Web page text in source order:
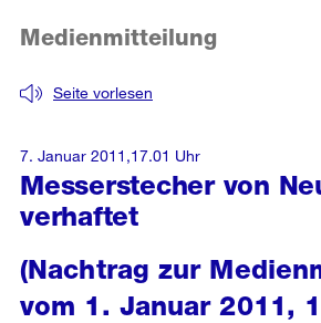
Messerstecher von
verhaftet
Seite vorlesen
Medienmitteilung
(Nachtrag zur
vom 1. Januar 2011,
7. Januar 2011,17.01 Uhr